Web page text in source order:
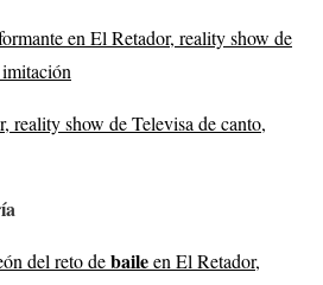
en El Retador, reality show de
reality show de Televisa de canto,
del reto debaileen El Retador,